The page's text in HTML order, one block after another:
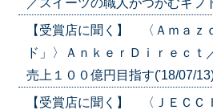
【受賞店に聞く】 〈Ａｍａｚ
ド」〉ＡｎｋｅｒＤｉｒｅｃｔ
売上１００億円目指す('18/07/
【受賞店に聞く】 〈ＪＥＣ